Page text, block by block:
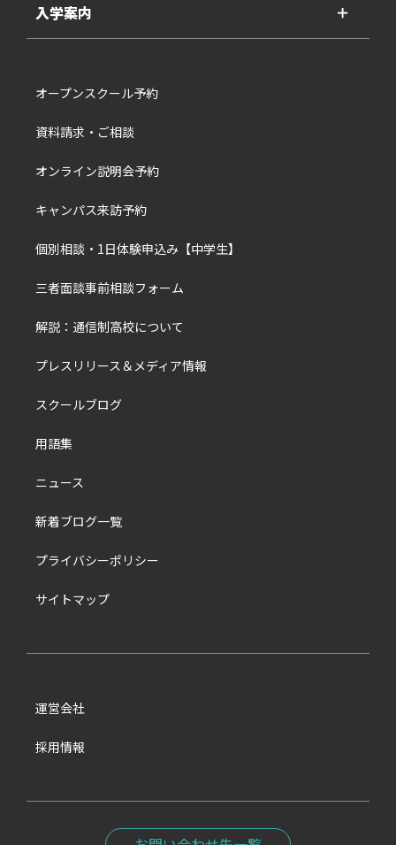
入学案内 ＋
オープンスクール予約
資料請求・ご相談
オンライン説明会予約
キャンパス来訪予約
個別相談・1日体験申込み【中学生】
三者面談事前相談フォーム
解説：通信制高校について
プレスリリース＆メディア情報
スクールブログ
用語集
ニュース
新着ブログ一覧
プライバシーポリシー
サイトマップ
運営会社
採用情報